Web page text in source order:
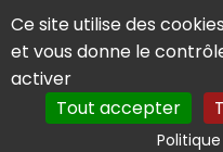
Panneau de gestion des
Ce site utilise des
et vous donne le
activer
Tout accepter